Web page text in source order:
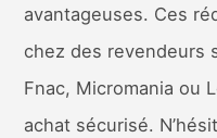
avantageuses. Ces
chez des revendeurs
Fnac, Micromania ou
achat sécurisé.